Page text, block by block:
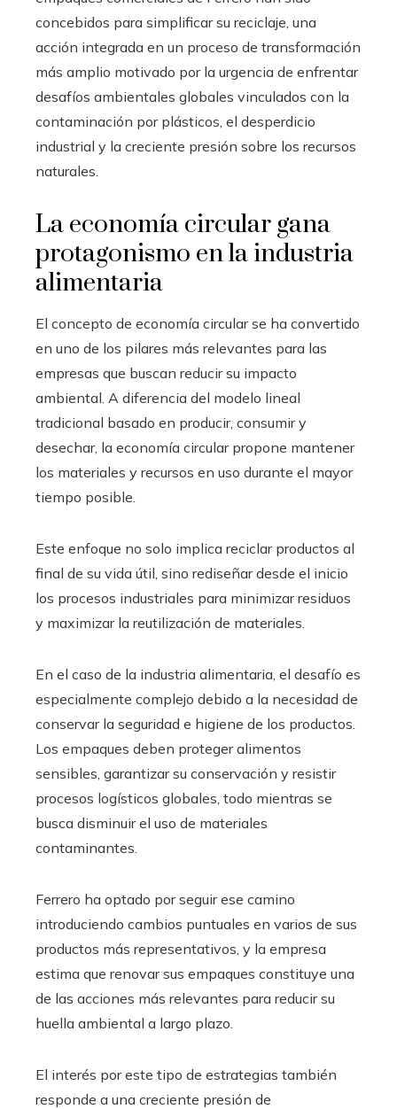
concebidos para simplificar su reciclaje, una
acción integrada en un proceso de transformación
más amplio motivado por la urgencia de enfrentar
desafíos ambientales globales vinculados con la
contaminación por plásticos, el desperdicio
industrial y la creciente presión sobre los recursos
naturales.
La economía circular gana
protagonismo en la industria
alimentaria
El concepto de economía circular se ha convertido
en uno de los pilares más relevantes para las
empresas que buscan reducir su impacto
ambiental. A diferencia del modelo lineal
tradicional basado en producir, consumir y
desechar, la economía circular propone mantener
los materiales y recursos en uso durante el mayor
tiempo posible.
Este enfoque no solo implica reciclar productos al
final de su vida útil, sino rediseñar desde el inicio
los procesos industriales para minimizar residuos
y maximizar la reutilización de materiales.
En el caso de la industria alimentaria, el desafío es
especialmente complejo debido a la necesidad de
conservar la seguridad e higiene de los productos.
Los empaques deben proteger alimentos
sensibles, garantizar su conservación y resistir
procesos logísticos globales, todo mientras se
busca disminuir el uso de materiales
contaminantes.
Ferrero ha optado por seguir ese camino
introduciendo cambios puntuales en varios de sus
productos más representativos, y la empresa
estima que renovar sus empaques constituye una
de las acciones más relevantes para reducir su
huella ambiental a largo plazo.
El interés por este tipo de estrategias también
responde a una creciente presión de